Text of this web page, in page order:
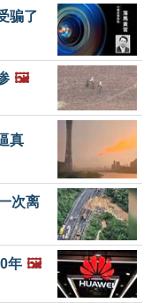
骗了
🖼️
真
次离
年 🖼️